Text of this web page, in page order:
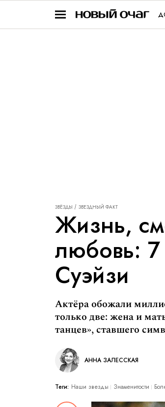
ЗВЁЗДЫ ЗВЕЗДНЫЙ ФАКТ
Жизнь,
любовь: 7
Суэйзи
Актёра обожали
только две: жена и
танцев», ставшего
АННА ЗАЛЕССКАЯ
Теги: Наши звезды Знаменитости